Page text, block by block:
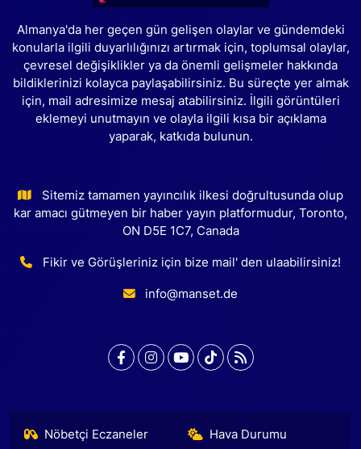
Almanya'da her geçen gün gelişen olaylar ve gündemdeki
konularla ilgili duyarlılığınızı artırmak için, toplumsal olaylar,
çevresel değişiklikler ya da önemli gelişmeler hakkında
bildiklerinizi kolayca paylaşabilirsiniz. Bu süreçte yer almak
için, mail adresimize mesaj atabilirsiniz. İlgili görüntüleri
eklemeyi unutmayın ve olayla ilgili kısa bir açıklama
yaparak, katkıda bulunun.
Sitemiz tamamen yayıncılık ilkesi doğrultusunda olup
kar amacı gütmeyen bir haber yayın platformudur, Toronto,
ON D5E 1C7, Canada
Fikir ve Görüşleriniz için bize mail' den ulaabilirsiniz!
info@manset.de
Nöbetçi Eczaneler Hava Durumu